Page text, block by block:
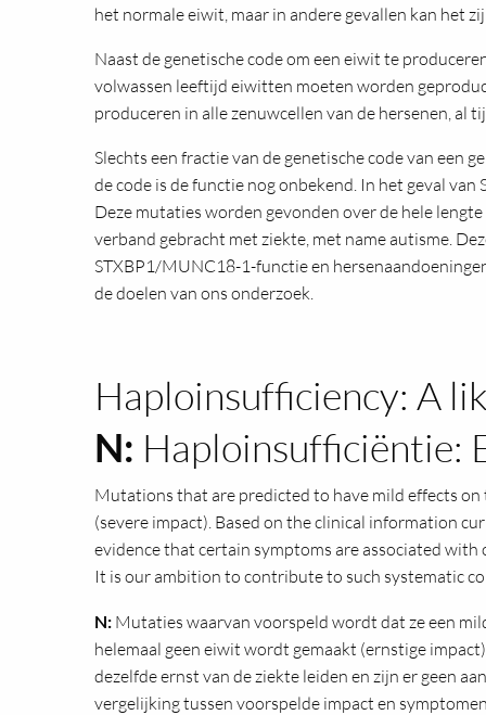
het normale eiwit, maar in andere gevallen kan het
Naast de genetische code om een eiwit te
volwassen leeftijd eiwitten moeten worden
produceren in alle zenuwcellen van de hersenen,
Slechts een fractie van de genetische code van een
de code is de functie nog onbekend. In het geval
Deze mutaties worden gevonden over de hele
verband gebracht met ziekte, met name autisme.
STXBP1/MUNC18-1-functie en
de doelen van ons onderzoek.
Haploinsufficiency: A
N: Haploinsufficiëntie:
Mutations that are predicted to have mild effects
(severe impact). Based on the clinical information
evidence that certain symptoms are associated
It is our ambition to contribute to such systematic
N: Mutaties waarvan voorspeld wordt dat ze een
helemaal geen eiwit wordt gemaakt (ernstige
dezelfde ernst van de ziekte leiden en zijn er geen
vergelijking tussen voorspelde impact en